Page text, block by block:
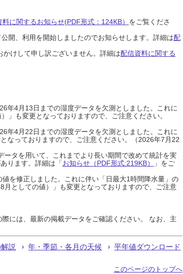
料に関するお知らせ(PDF形式：124KB） をご覧くださ
開、利用を開始しましたのでお知らせします。詳細は配
けして申し訳ございません。詳細は配信資料に関する
年4月13日までの湿度データを欠測としました。これに
」も変更となっておりますので、ご注意ください。
年4月22日までの湿度データを欠測としました。これに
なっておりますので、ご注意ください。（2026年7月22
タを用いて、これまでより長い期間で改めて統計を実
ります。詳細は「お知らせ（PDF形式:219KB）
」をご
を修正しました。これに伴い「日最大1時間降水量」の
月としての値）」も変更となっておりますので、ご注意
には、最新の掲載データをご確認ください。 なお、主
説 年・季節・各月の天候 平年値ダウンロード
このページのトップへ